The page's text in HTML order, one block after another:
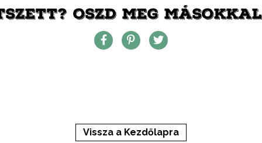
OSZD MEG
Vissza a Kezdőlapra